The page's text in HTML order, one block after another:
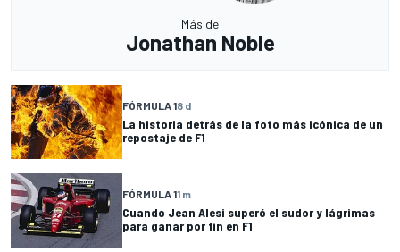
Más de
Jonathan Noble
FÓRMULA 18 d
La historia detrás de la foto más icónica de un
repostaje de F1
FÓRMULA 11 m
Cuando Jean Alesi superó el sudor y lágrimas
para ganar por fin en F1